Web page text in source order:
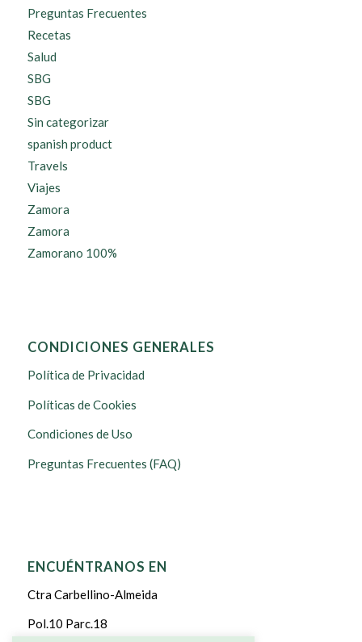
Preguntas Frecuentes
Recetas
Salud
SBG
SBG
Sin categorizar
spanish product
Travels
Viajes
Zamora
Zamora
Zamorano 100%
CONDICIONES GENERALES
Política de Privacidad
Políticas de Cookies
Condiciones de Uso
Preguntas Frecuentes (FAQ)
ENCUÉNTRANOS EN
Ctra Carbellino-Almeida
Pol.10 Parc.18